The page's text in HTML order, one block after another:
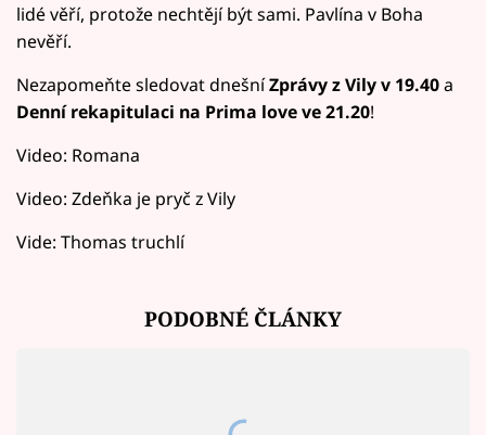
lidé věří, protože nechtějí být sami. Pavlína v Boha
nevěří.
Nezapomeňte sledovat dnešníZprávy z Vily v 19.40a
Denní rekapitulaci na Prima love ve 21.20!
Video: Romana
Video: Zdeňka je pryč z Vily
Vide: Thomas truchlí
PODOBNÉ ČLÁNKY